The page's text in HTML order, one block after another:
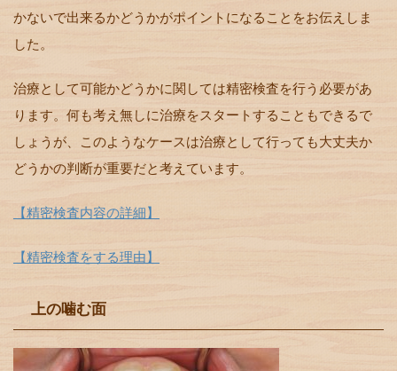
かないで出来るかどうかがポイントになることをお伝えしま
した。
治療として可能かどうかに関しては精密検査を行う必要があ
ります。何も考え無しに治療をスタートすることもできるで
しょうが、このようなケースは治療として行っても大丈夫か
どうかの判断が重要だと考えています。
【精密検査内容の詳細】
【精密検査をする理由】
上の噛む面